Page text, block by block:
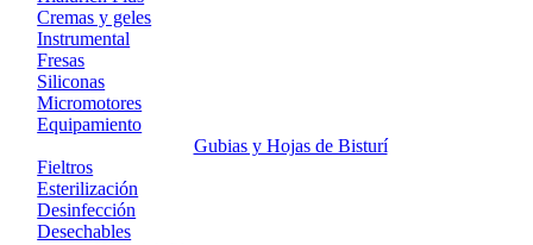
Cremas y geles
Instrumental
Fresas
Siliconas
Micromotores
Equipamiento
Gubias y Hojas de Bisturí
Fieltros
Esterilización
Desinfección
Desechables